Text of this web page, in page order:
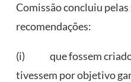
Comissão concluiu
recomendações:
(i) que fossem
tivessem por objetivo